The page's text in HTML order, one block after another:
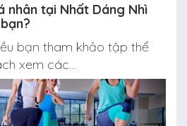
nhân tại Nhất Dáng Nhì
bạn tham khảo tập thể
xem các...